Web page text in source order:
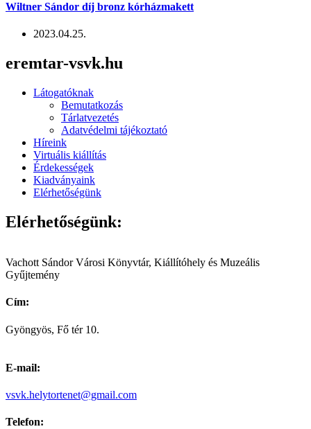
Wiltner Sándor díj bronz kórházmakett
2023.04.25.
eremtar-vsvk.hu
Látogatóknak
Bemutatkozás
Tárlatvezetés
Adatvédelmi tájékoztató
Híreink
Virtuális kiállítás
Érdekességek
Kiadványaink
Elérhetőségünk
Elérhetőségünk:
Vachott Sándor Városi Könyvtár, Kiállítóhely és Muzeális
Gyűjtemény
Cím:
Gyöngyös, Fő tér 10.
E-mail:
vsvk.helytortenet@gmail.com
Telefon: